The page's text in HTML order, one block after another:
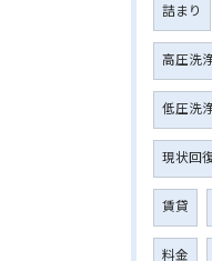
詰まり
高圧洗
低圧洗
現状回
賃貸
料金